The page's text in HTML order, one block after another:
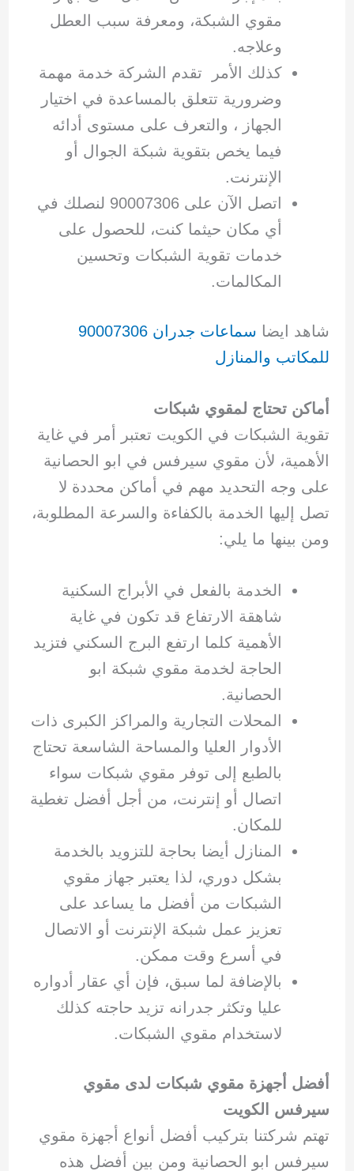
مقوي الشبكة، ومعرفة سبب العطل
وعلاجه.
كذلك الأمر تقدم الشركة خدمة مهمة
وضرورية تتعلق بالمساعدة في اختيار
الجهاز ، والتعرف على مستوى أدائه
فيما يخص بتقوية شبكة الجوال أو
الإنترنت.
اتصل الآن على 90007306 لنصلك في
أي مكان حيثما كنت، للحصول على
خدمات تقوية الشبكات وتحسين
المكالمات.
شاهد ايضا
سماعات جدران 90007306
للمكاتب والمنازل
أماكن تحتاج لمقوي شبكات
تقوية الشبكات في الكويت تعتبر أمر في غاية
الأهمية، لأن مقوي سيرفس في ابو الحصانية
على وجه التحديد مهم في أماكن محددة لا
تصل إليها الخدمة بالكفاءة والسرعة المطلوبة،
ومن بينها ما يلي:
الخدمة بالفعل في الأبراج السكنية
شاهقة الارتفاع قد تكون في غاية
الأهمية كلما ارتفع البرج السكني فتزيد
الحاجة لخدمة مقوي شبكة ابو
الحصانية.
المحلات التجارية والمراكز الكبرى ذات
الأدوار العليا والمساحة الشاسعة تحتاج
بالطبع إلى توفر مقوي شبكات سواء
اتصال أو إنترنت، من أجل أفضل تغطية
للمكان.
المنازل أيضا بحاجة للتزويد بالخدمة
بشكل دوري، لذا يعتبر جهاز مقوي
الشبكات من أفضل ما يساعد على
تعزيز عمل شبكة الإنترنت أو الاتصال
في أسرع وقت ممكن.
بالإضافة لما سبق، فإن أي عقار أدواره
عليا وتكثر جدرانه تزيد حاجته كذلك
لاستخدام مقوي الشبكات.
أفضل أجهزة مقوي شبكات لدى مقوي
سيرفس الكويت
تهتم شركتنا بتركيب أفضل أنواع أجهزة مقوي
سيرفس ابو الحصانية ومن بين أفضل هذه